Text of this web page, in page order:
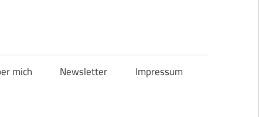
mich Newsletter Impressum